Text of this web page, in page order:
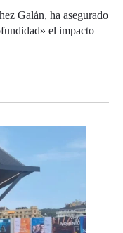
Galán, ha asegurado
el impacto